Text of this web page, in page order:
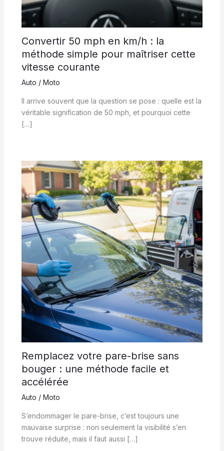
Convertir 50 mph en km/h : la
méthode simple pour maîtriser cette
vitesse courante
Auto / Moto
Il arrive souvent que la question se pose : quelle est la
véritable signification de 50 mph, et pourquoi cette
[…]
Remplacez votre pare-brise sans
bouger : une méthode facile et
accélérée
Auto / Moto
S’endommager le pare-brise, c’est toujours une
mauvaise surprise : non seulement la visibilité s’en
trouve réduite, mais il faut aussi […]